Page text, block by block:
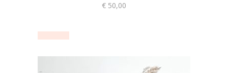
€ 50,00